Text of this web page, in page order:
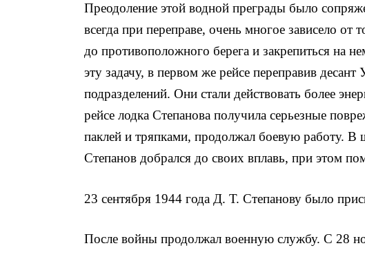
Преодоление этой водной преграды было
всегда при переправе, очень многое за­висело
до противоположного берега и закрепиться на
эту задачу, в первом же рейсе переправив
подразделений. Они стали действовать более
рейсе лодка Степанова получила серьезные
паклей и тряпками, продолжал боевую работу. В
Степанов добрался до сво­их вплавь, при этом
23 сентября 1944 года Д. Т. Степанову было
После войны продолжал военную службу. С 28